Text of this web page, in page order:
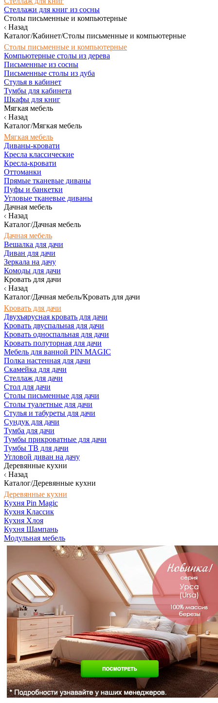
Стеллажи для книг из сосны
Столы письменные и компьютерные
Назад
Каталог/Кабинет/Столы письменные и компьютерные
Столы письменные и компьютерные
Компьютерные столы из дерева
Письменные из сосны
Письменные столы из дуба
Стулья в кабинет
Тумбы для кабинета
Шкафы для книг
Мягкая мебель
Назад
Каталог/Мягкая мебель
Мягкая мебель
Диваны-кровати
Кресла классические
Кресла-кровати
Оттоманки
Прямые тканевые диваны
Пуфы и банкетки
Угловые тканевые диваны
Дачная мебель
Назад
Каталог/Дачная мебель
Дачная мебель
Вешалка для дачи
Диван для дачи
Зеркала на дачу
Комоды для дачи
Кровать для дачи
Назад
Каталог/Дачная мебель/Кровать для дачи
Кровать для дачи
Двухъярусная кровать для дачи
Кровать двуспальная для дачи
Кровать односпальная для дачи
Кровать полуторная для дачи
Мебель для ванной PIN MAGIC
Полка настенная для дачи
Скамейка для дачи
Стеллаж для дачи
Стол для дачи
Столы письменные для дачи
Столы туалетные для дачи
Стулья и табуреты для дачи
Сундук для дачи
Тумба для дачи
Тумбы прикроватные для дачи
Тумбы ТВ для дачи
Угловой диван на дачу
Деревянные кухни
Назад
Каталог/Деревянные кухни
Деревянные кухни
Кухня Pin Magic
Кухня Классик
Кухня Хлоя
Кухня Шампань
Модульная мебель